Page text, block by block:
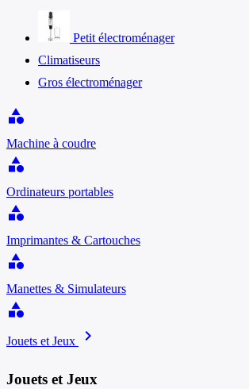
Petit électroménager
Climatiseurs
Gros électroménager
category
Machine à coudre
category
Ordinateurs portables
category
Imprimantes & Cartouches
category
Manettes & Simulateurs
category
Jouets et Jeux chevron_right
Jouets et Jeux